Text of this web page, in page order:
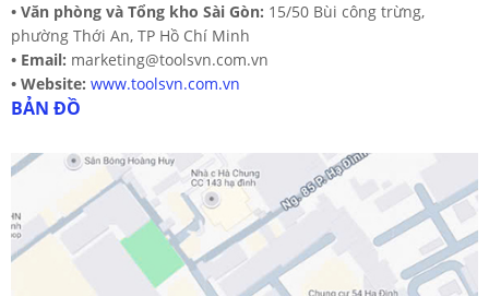
Dao phay ngón H1TE – Kennametal
• Văn phòng và Tổng kho Sài Gòn: 15/50 Bùi công trừng,
phường Thới An, TP Hồ Chí Minh
• Email: marketing@toolsvn.com.vn
• Website: www.toolsvn.com.vn
BẢN ĐỒ